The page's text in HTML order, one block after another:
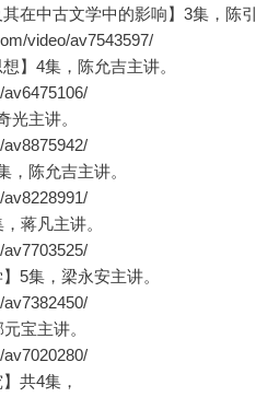
在中古文学中的影响】3集，陈引
video/av7543597/
】4集，陈允吉主讲。
光主讲。
，陈允吉主讲。
蒋凡主讲。
5集，梁永安主讲。
宝主讲。
共4集，